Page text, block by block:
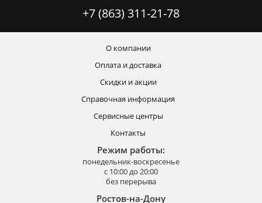
+7 (863) 311-21-78
О компании
Оплата и доставка
Скидки и акции
Справочная информация
Сервисные центры
Контакты
Режим работы:
понедельник-воскресенье
с 10:00 до 20:00
без перерыва
Ростов-на-Дону